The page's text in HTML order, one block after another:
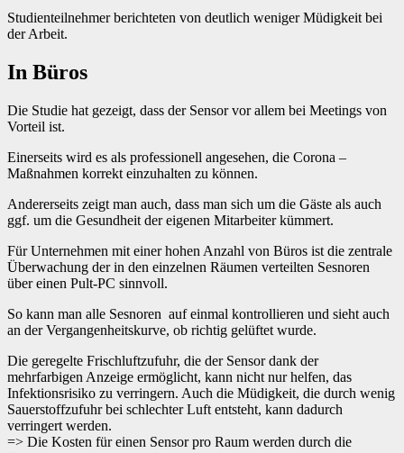
Studienteilnehmer berichteten von deutlich weniger Müdigkeit bei
der Arbeit.
In Büros
Die Studie hat gezeigt, dass der Sensor vor allem bei Meetings von
Vorteil ist.
Einerseits wird es als professionell angesehen, die Corona –
Maßnahmen korrekt einzuhalten zu können.
Andererseits zeigt man auch, dass man sich um die Gäste als auch
ggf. um die Gesundheit der eigenen Mitarbeiter kümmert.
Für Unternehmen mit einer hohen Anzahl von Büros ist die zentrale
Überwachung der in den einzelnen Räumen verteilten Sesnoren
über einen Pult-PC sinnvoll.
So kann man alle Sesnoren auf einmal kontrollieren und sieht auch
an der Vergangenheitskurve, ob richtig gelüftet wurde.
Die geregelte Frischluftzufuhr, die der Sensor dank der
mehrfarbigen Anzeige ermöglicht, kann nicht nur helfen, das
Infektionsrisiko zu verringern. Auch die Müdigkeit, die durch wenig
Sauerstoffzufuhr bei schlechter Luft entsteht, kann dadurch
verringert werden.
=> Die Kosten für einen Sensor pro Raum werden durch die